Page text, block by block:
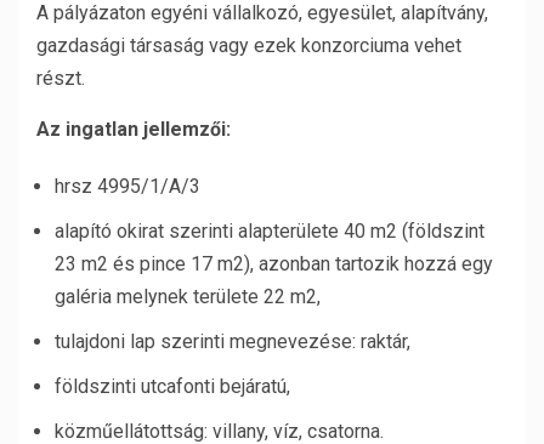
A pályázaton egyéni vállalkozó, egyesület, alapítvány,
gazdasági társaság vagy ezek konzorciuma vehet
részt.
Az ingatlan jellemzői:
hrsz 4995/1/A/3
alapító okirat szerinti alapterülete 40 m2 (földszint
23 m2 és pince 17 m2), azonban tartozik hozzá egy
galéria melynek területe 22 m2,
tulajdoni lap szerinti megnevezése: raktár,
földszinti utcafonti bejáratú,
közműellátottság: villany, víz, csatorna.